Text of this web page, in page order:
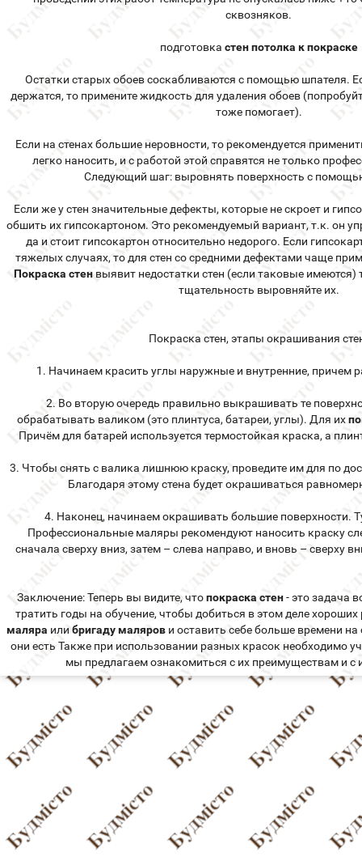
сквозняков.
подготовка стен потолка к покраске
Остатки старых обоев соскабливаются с помощью шпателя.
держатся, то примените жидкость для удаления обоев
тоже помогает).
Если на стенах большие неровности, то рекомендуется
легко наносить, и с работой этой справятся не только
Следующий шаг: выровнять поверхность с
Если же у стен значительные дефекты, которые не скроет и
обшить их гипсокартоном. Это рекомендуемый вариант, т.к. он
да и стоит гипсокартон относительно недорого. Если
тяжелых случаях, то для стен со средними дефектами чаще
Покраска стенвыявит недостатки стен (если таковые имеются)
тщательность выровняйте их.
Покраска стен, этапы окрашивания
1. Начинаем красить углы наружные и внутренние, причем
2. Во вторую очередь правильно выкрашивать те
обрабатывать валиком (это плинтуса, батареи, углы). Для их
Причём для батарей используется термостойкая краска, а
3. Чтобы снять с валика лишнюю краску, проведите им для по
Благодаря этому стена будет окрашиваться
4. Наконец, начинаем окрашивать большие поверхности.
Профессиональные маляры рекомендуют наносить краску
сначала сверху вниз, затем – слева направо, и вновь – сверху
Заключение: Теперь вы видите, чтопокраска стен- это задача
тратить годы на обучение, чтобы добиться в этом деле
маляра или бригаду малярови оставить себе больше времени
они есть Также при использовании разных красок необходимо
мы предлагаем ознакомиться с их преимуществам и с